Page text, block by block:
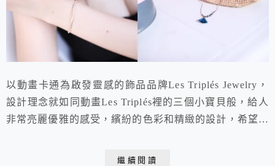
以動畫卡通為啟發靈感的飾品品牌Les Triplés Jewelry，
設計理念就如同動畫Les Triplés裡的三個小寶貝般，給人
非常亮麗優雅的感受，繽紛的色彩和精緻的設計，希望讓
繼續閱讀